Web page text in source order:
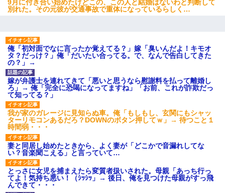
新卒の女性社員に1年半ストーカーされていた。俺「マジで怖い」
上司「話をしてみる」→女性社員「実は10数年前に…」
ＤＮＡ検査『血縁関係０％』旦那「やっぱり托卵だったんだ…」
嫁「本当に身に覚えがない」「なにかの間違いだ！取り違え
だ！」→ 嫁「あっ」
元夫の連れ子「俺の結婚式の時くらい、母親としての責任を果た
そうとは思わないのか！」→どうも連れ子は…
高1のとき男に襲われ、不妊の叔母に頼まれて出産。→叔母夫婦が
養子縁組してアメリカに子供を連れ帰った。→9・11で叔母夫婦が
亡くなってしまい…
彼女との行為を録画した結果→衝撃の事実が判明したｗｗｗｗｗ
ｗ
【悲報】嫁がワイのこと嫌いっぽいから単身赴任した結果
9月に付き合い始めたけどこの、この人と結婚はないわと判断して
別れた。その元彼が交通事故で重体になっているらしく…
俺「初対面でなに言ったか覚えてる？」嫁「臭いんだよ！キモオ
タ？だっけ？」俺「だいたい合ってる。で、なんで告白してきた
の？」→
嫁が弁護士を連れてきて「悪いと思うなら慰謝料を払って離婚し
ろ」→ 俺「完全に恐喝になってますね」「お前、これが詐欺だっ
て知ってる？」
我が家のガレージに見知らぬ車。俺「もしもし、玄関にもシャッ
ターリモコンあるだろ？DOWNのボタン押してｗ」→ 待つこと１
時間弱・・・
妻と同居し始めたときから、よく妻が「どこかで音漏れしてな
い？音楽聞こえる」と言っていて…
とっさに女児を捕まえたら変質者扱いされた。母親「あっち行っ
てよ！気持ち悪い！（ｼｯｼｯ」→ 後日、俺を見つけた母親がすっ飛
んできて・・・